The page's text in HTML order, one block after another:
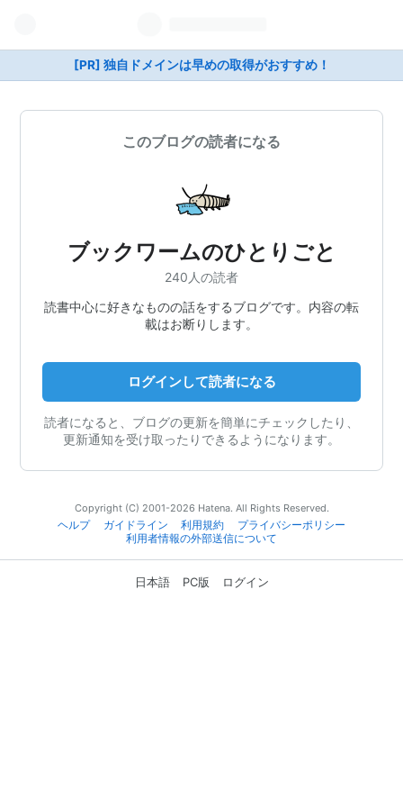
[PR] 独自ドメインは早めの取得がおすすめ！
このブログの読者になる
ブックワームのひとりごと
240人の読者
読書中心に好きなものの話をするブログです。内容の転
載はお断りします。
ログインして読者になる
読者になると、ブログの更新を簡単にチェックしたり、
更新通知を受け取ったりできるようになります。
Copyright (C) 2001-2026 Hatena. All Rights Reserved.
ヘルプ
ガイドライン 利用規約
プライバシーポリシー
利用者情報の外部送信について
日本語 PC版 ログイン